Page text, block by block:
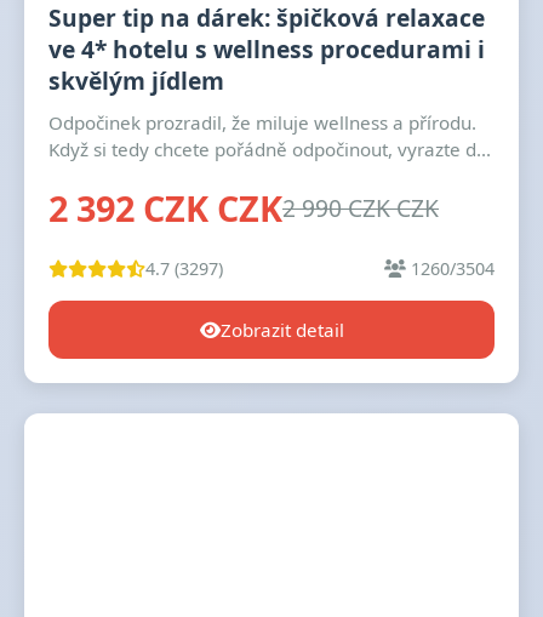
Super tip na dárek: špičková relaxace
ve 4* hotelu s wellness procedurami i
skvělým jídlem
Odpočinek prozradil, že miluje wellness a přírodu.
Když si tedy chcete pořádně odpočinout, vyrazte d...
2 392 CZK CZK2 990 CZK CZK
4.7 (3297) 1260/3504
Zobrazit detail